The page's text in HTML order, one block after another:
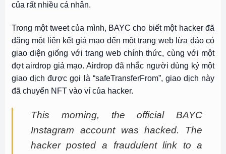
của rất nhiều cá nhân.
Trong một tweet của mình, BAYC cho biết một hacker đã
đăng một liên kết giả mạo đến một trang web lừa đảo có
giao diện giống với trang web chính thức, cùng với một
đợt airdrop giả mạo. Airdrop đã nhắc người dùng ký một
giao dịch được gọi là “safeTransferFrom”, giao dịch này
đã chuyển NFT vào ví của hacker.
This morning, the official BAYC
Instagram account was hacked. The
hacker posted a fraudulent link to a